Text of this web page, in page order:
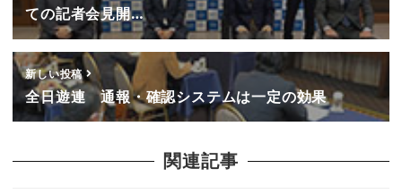
ての記者会見開…
新しい投稿
全日遊連 通報・確認システムは一定の効果
関連記事